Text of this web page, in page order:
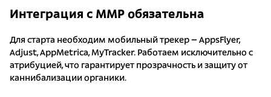
Интеграция с MMP обязательна
Для старта необходим мобильный трекер – AppsFlyer,
Adjust, AppMetrica, MyTracker. Работаем исключительно с
атрибуцией, что гарантирует прозрачность и защиту от
каннибализации органики.